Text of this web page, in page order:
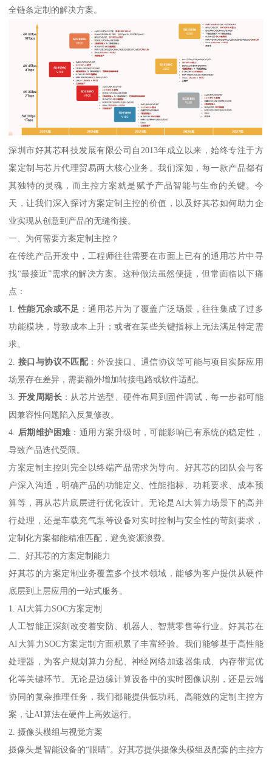
全链条定制的解决方案。
深圳市好其芯科技发展有限公司自2013年成立以来，始终专注于方
案定制与芯片代理贸易两大核心业务。我们深知，每一款产品都有
其独特的灵魂，而主控方案就是赋予产品智能与生命的关键。今
天，让我们深入探讨方案定制主控的价值，以及好其芯如何助力企
业实现从创意到产品的无缝衔接。
一、为何需要方案定制主控？
在传统产品开发中，工程师往往需要在市面上已有的通用芯片中寻
找“最接近”需求的解决方案。这种做法虽然便捷，但常面临以下痛
点：
1.性能冗余或不足 ：通用芯片为了覆盖广泛场景，往往集成了过多
功能模块，导致成本上升；或者在某些关键指标上无法满足特定需
求。
2. 接口与协议不匹配：外设接口、通信协议等可能与项目实际应用
场景存在差异，需要额外增加转接电路或软件适配。
3. 开发周期长 ：从芯片选型、硬件布局到固件调试，每一步都可能
因兼容性问题陷入反复修改。
4.
后期维护困难：通用方案升级时，可能影响已有系统的稳定性，
导致产品迭代受限。
方案定制主控则完全以终端产品需求为导向。好其芯的团队会与客
户深入沟通，明确产品的功能定义、性能指标、功耗要求、成本预
算等，再从芯片底层进行优化设计。无论是AI大算力场景下的高并
行处理，还是车载充气泵等设备对实时控制与安全性的苛刻要求，
定制化方案都能精准匹配，避免资源浪费。
二、好其芯的方案定制能力
好其芯的方案定制业务覆盖多个技术领域，能够为客户提供从硬件
底层到上层应用的一站式服务。
1. AI大算力SOC方案定制
人工智能正深刻改变着安防、机器人、智慧零售等行业。好其芯在
AI大算力SOC方案定制方面积累了丰富经验。我们能够基于高性能
处理器，为客户规划算力分配、神经网络加速器集成、内存带宽优
化等关键环节。无论是边缘计算设备中的实时图像识别，还是云端
协同的复杂推理任务，我们都能提供低功耗、高能效的定制主控方
案，让AI算法在硬件上高效运行。
2. 摄像头模组与视觉方案
摄像头是智能设备的“眼睛”。好其芯提供摄像头模组及配套的主控方